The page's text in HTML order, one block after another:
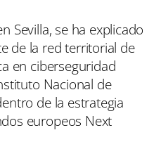
Sevilla, se ha explicado
de la red territorial de
en ciberseguridad
Nacional de
de la estrategia
europeos Next